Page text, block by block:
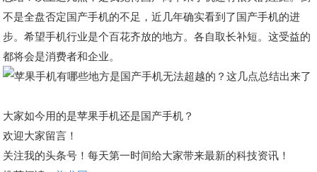
不是全盘否定国产手机的不足，近几年确实看到了国产手机的进
步。希望手机行业是个百花齐放的地方。各自取长补短。这受益的
都将会是消费者和企业。
大家如今用的是苹果手机还是国产手机？
欢迎大家留言！
关注我的头条号！每天第一时间给大家带来最新的科技资讯！